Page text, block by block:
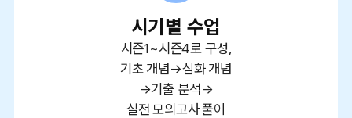
시기별 수업
시즌1~시즌4로 구성,
기초 개념→심화 개념
→기출 분석→
실전 모의고사 풀이